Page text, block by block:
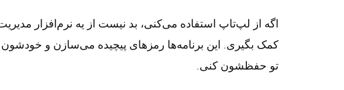
کمک بگیری. این برنامه‌ها رمزهای پیچیده می‌سازن و
تو حفظشون کنی.